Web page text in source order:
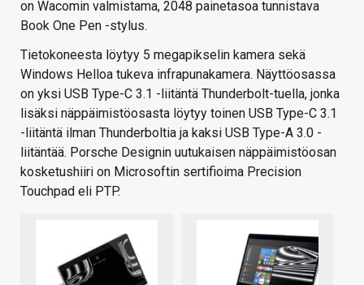
on Wacomin valmistama, 2048 painetasoa tunnistava
Book One Pen -stylus.
Tietokoneesta löytyy 5 megapikselin kamera sekä
Windows Helloa tukeva infrapunakamera. Näyttöosassa
on yksi USB Type-C 3.1 -liitäntä Thunderbolt-tuella, jonka
lisäksi näppäimistöosasta löytyy toinen USB Type-C 3.1
-liitäntä ilman Thunderboltia ja kaksi USB Type-A 3.0 -
liitäntää. Porsche Designin uutukaisen näppäimistöosan
kosketushiiri on Microsoftin sertifioima Precision
Touchpad eli PTP.